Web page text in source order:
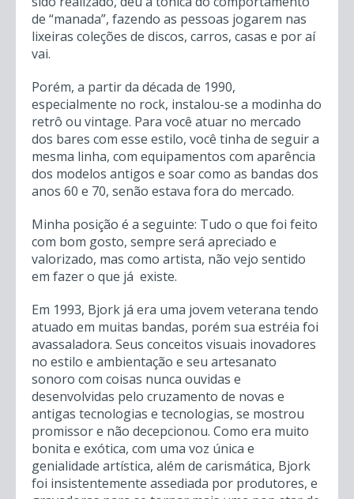
de “manada”, fazendo as pessoas jogarem nas
lixeiras coleções de discos, carros, casas e por aí
vai.
Porém, a partir da década de 1990,
especialmente no rock, instalou-se a modinha do
retrô ou vintage. Para você atuar no mercado
dos bares com esse estilo, você tinha de seguir a
mesma linha, com equipamentos com aparência
dos modelos antigos e soar como as bandas dos
anos 60 e 70, senão estava fora do mercado.
Minha posição é a seguinte: Tudo o que foi feito
com bom gosto, sempre será apreciado e
valorizado, mas como artista, não vejo sentido
em fazer o que já existe.
Em 1993, Bjork já era uma jovem veterana tendo
atuado em muitas bandas, porém sua estréia foi
avassaladora. Seus conceitos visuais inovadores
no estilo e ambientação e seu artesanato
sonoro com coisas nunca ouvidas e
desenvolvidas pelo cruzamento de novas e
antigas tecnologias e tecnologias, se mostrou
promissor e não decepcionou. Como era muito
bonita e exótica, com uma voz única e
genialidade artística, além de carismática, Bjork
foi insistentemente assediada por produtores, e